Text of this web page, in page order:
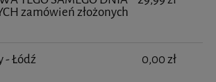
zamówień złożonych
- Łódź 0,00 zł